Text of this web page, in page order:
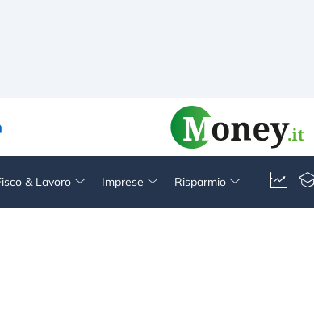
& Lavoro Imprese Risparmio